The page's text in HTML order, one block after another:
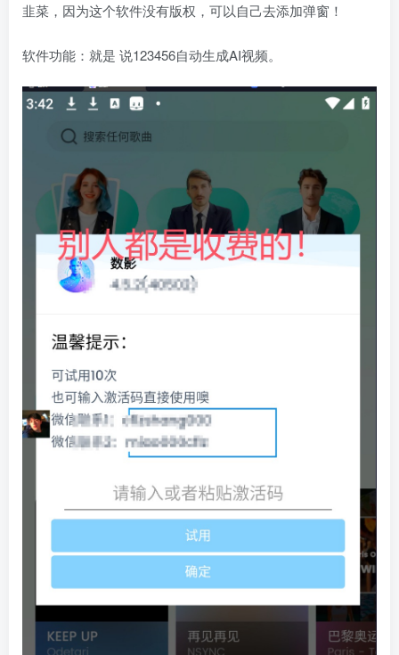
韭菜，因为这个软件没有版权，可以自己去添加弹窗！
软件功能：就是 说123456自动生成AI视频。